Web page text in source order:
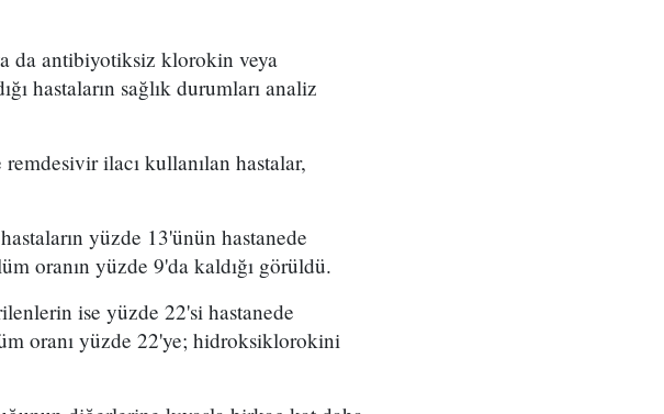
da antibiyotiksiz klorokin veya
hastaların sağlık durumları analiz
ilacı kullanılan hastalar,
yüzde 13'ünün hastanede
oranın yüzde 9'da kaldığı görüldü.
ise yüzde 22'si hastanede
oranı yüzde 22'ye; hidroksiklorokini